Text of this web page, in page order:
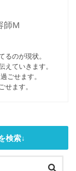
師M
るのが現状。
えていきます。
ごせます。
せます。
検索↓